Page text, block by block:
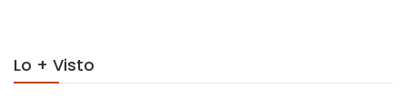
Lo + Visto